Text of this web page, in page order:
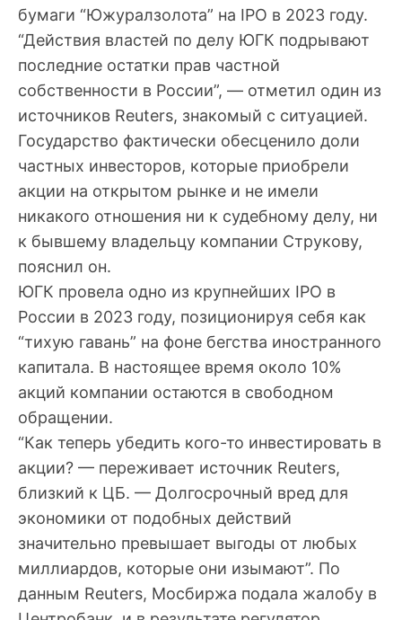
бумаги “Южуралзолота” на IPO в 2023 году.
“Действия властей по делу ЮГК подрывают
последние остатки прав частной
собственности в России”, — отметил один из
источников Reuters, знакомый с ситуацией.
Государство фактически обесценило доли
частных инвесторов, которые приобрели
акции на открытом рынке и не имели
никакого отношения ни к судебному делу, ни
к бывшему владельцу компании Струкову,
пояснил он.
ЮГК провела одно из крупнейших IPO в
России в 2023 году, позиционируя себя как
“тихую гавань” на фоне бегства иностранного
капитала. В настоящее время около 10%
акций компании остаются в свободном
обращении.
“Как теперь убедить кого-то инвестировать в
акции? — переживает источник Reuters,
близкий к ЦБ. — Долгосрочный вред для
экономики от подобных действий
значительно превышает выгоды от любых
миллиардов, которые они изымают”. По
данным Reuters, Мосбиржа подала жалобу в